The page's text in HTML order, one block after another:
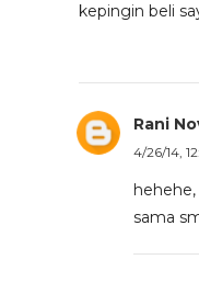
kepingin beli
Rani
4/26/14,
sama